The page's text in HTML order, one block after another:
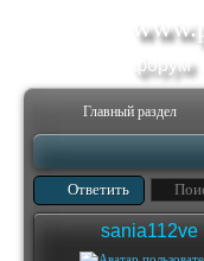
форум
Главный раздел
Ответить
sania112ve